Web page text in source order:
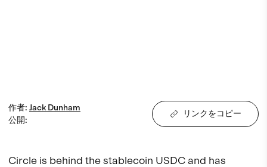
作者: Jack Dunham
公開:
リンクをコピー
Circle is behind the stablecoin USDC and has